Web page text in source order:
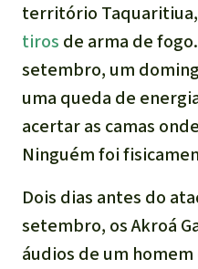
território
tiros de arma de
setembro, um
uma queda de
acertar as camas
Ninguém foi
Dois dias antes do
setembro, os Akroá
áudios de um homem